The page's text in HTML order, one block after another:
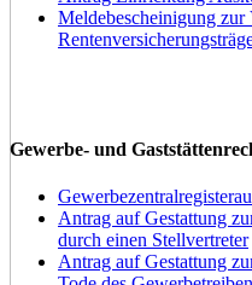
Meldebescheinigung zur
Gewerbe- und
Antrag auf Gestattung
durch einen Stellvertreter
Antrag auf Gestattung